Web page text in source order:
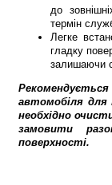
до
термін
Легке
гладку
залишаючи
автомобіля
необхідно
замовити
поверхності.